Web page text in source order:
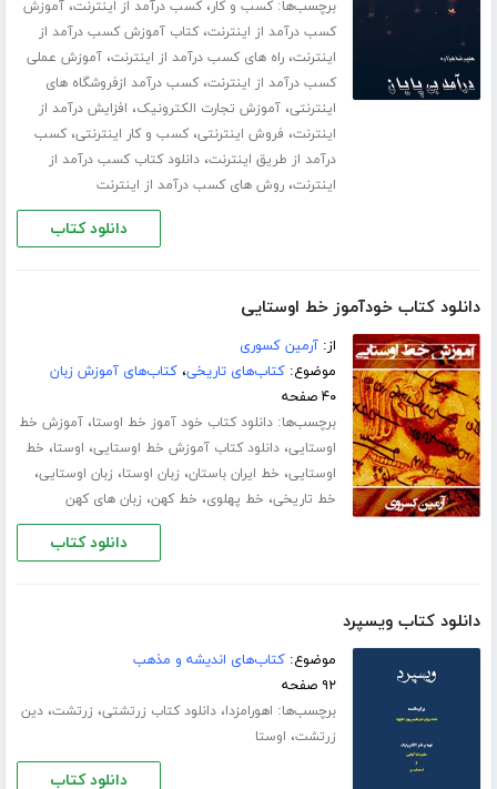
برچسب‌ها:کسب و کار،کسب درآمد از اینترنت،آموزش
کسب درآمد از اینترنت،کتاب آموزش کسب درآمد از
اینترنت،راه های کسب درآمد از اینترنت،آموزش عملی
کسب درآمد از اینترنت،کسب درآمد ازفروشگاه های
اینترنتی،آموزش تجارت الکترونیک، افزایش درآمد از
اینترنت، فروش اینترنتی،کسب و کار اینترنتی،کسب
درآمد از طریق اینترنت،دانلود کتاب کسب درآمد از
اینترنت،روش های کسب درآمد از اینترنت
دانلود کتاب
دانلود کتاب خودآموز خط اوستایی
از:آرمین کسوری
موضوع:کتاب‌های تاریخی،کتاب‌های آموزش زبان
۴۰ صفحه
برچسب‌ها:دانلود کتاب خود آموز خط اوستا،آموزش خط
اوستایی،دانلود کتاب آموزش خط اوستایی، اوستا، خط
اوستایی، خط ایران باستان، زبان اوستا، زبان اوستایی،
خط تاریخی، خط پهلوی، خط کهن، زبان های کهن
دانلود کتاب
دانلود کتاب ویسپرد
موضوع:کتاب‌های اندیشه و مذهب
۹۲ صفحه
برچسب‌ها: اهورامزدا،دانلود کتاب زرتشتی، زرتشت،دین
زرتشت، اوستا
دانلود کتاب